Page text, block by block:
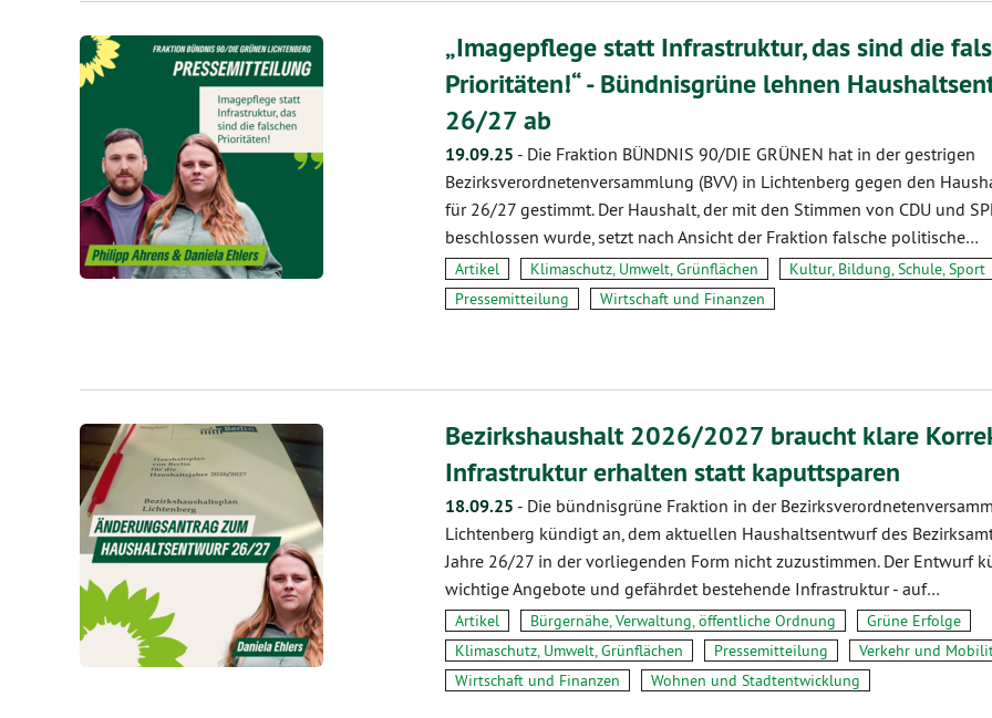
„Imagepflege statt Infrastruktur, das sind die
Prioritäten!“ - Bündnisgrüne lehnen
26/27 ab
19.09.25 - Die Fraktion BÜNDNIS 90/DIE GRÜNEN hat in der gestrigen
Bezirksverordnetenversammlung (BVV) in Lichtenberg gegen den
für 26/27 gestimmt. Der Haushalt, der mit den Stimmen von CDU und
beschlossen wurde, setzt nach Ansicht der Fraktion falsche politische…
Artikel Klimaschutz, Umwelt, Grünflächen
Kultur, Bildung, Schule, Sport
Pressemitteilung
Wirtschaft und Finanzen
Bezirkshaushalt 2026/2027 braucht klare
Infrastruktur erhalten statt kaputtsparen
18.09.25 - Die bündnisgrüne Fraktion in der
Lichtenberg kündigt an, dem aktuellen Haushaltsentwurf des
Jahre 26/27 in der vorliegenden Form nicht zuzustimmen. Der Entwurf
wichtige Angebote und gefährdet bestehende Infrastruktur - auf…
Artikel Bürgernähe, Verwaltung, öffentliche Ordnung
Grüne Erfolge
Klimaschutz, Umwelt, Grünflächen
Pressemitteilung
Verkehr und
Wirtschaft und Finanzen
Wohnen und Stadtentwicklung